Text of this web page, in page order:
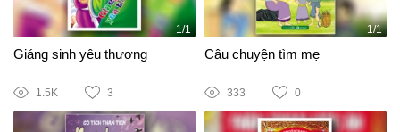
1/1
Giáng sinh yêu thương
1.5K 3
1/1
Câu chuyện tìm mẹ
333 0